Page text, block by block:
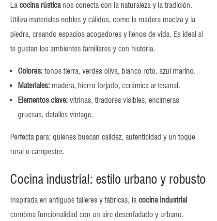
Lacocina rústicanos conecta con la naturaleza y la tradición.
Utiliza materiales nobles y cálidos, como la madera maciza y la
piedra, creando espacios acogedores y llenos de vida. Es ideal si
te gustan los ambientes familiares y con historia.
Colores: tonos tierra, verdes oliva, blanco roto, azul marino.
Materiales: madera, hierro forjado, cerámica artesanal.
Elementos clave: vitrinas, tiradores visibles, encimeras
gruesas, detalles vintage.
Perfecta para: quienes buscan calidez, autenticidad y un toque
rural o campestre.
Cocina industrial: estilo urbano y robusto
Inspirada en antiguos talleres y fábricas, lacocina industrial
combina funcionalidad con un aire desenfadado y urbano.